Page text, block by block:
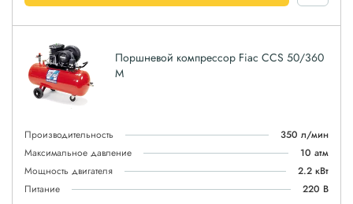
Поршневой компрессор Fiac CCS 50/360
M
Производительность
350 л/мин
Максимальное давление
10 атм
Мощность двигателя
2.2 кВт
Питание
220 В